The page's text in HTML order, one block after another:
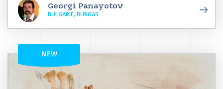
Georgi Panayotov
BULGARIE, BURGAS
NEW